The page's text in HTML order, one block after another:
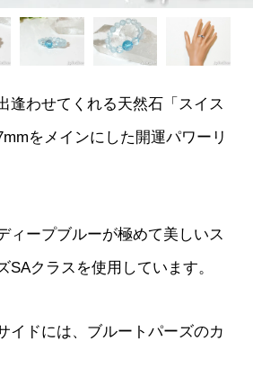
逢わせてくれる天然石「スイス
をメインにした開運パワーリ
ィープブルーが極めて美しいス
SAクラスを使用しています。
イドには、ブルートパーズのカ